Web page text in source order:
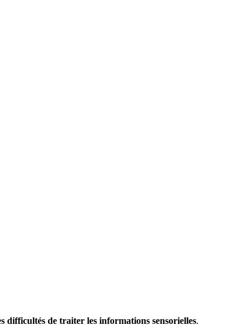
difficultés de traiter les informations sensorielles.